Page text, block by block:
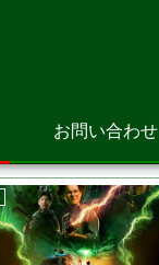
お問い合わせ